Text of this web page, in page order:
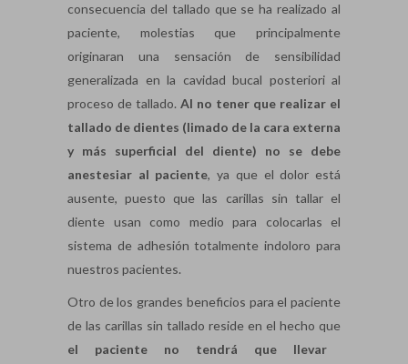
consecuencia del tallado que se ha realizado al
paciente, molestias que principalmente
originaran una sensación de sensibilidad
generalizada en la cavidad bucal posteriori al
proceso de tallado. Al no tener que realizar el
tallado de dientes (limado de la cara externa
y más superficial del diente) no se debe
anestesiar al paciente, ya que el dolor está
ausente, puesto que las carillas sin tallar el
diente usan como medio para colocarlas el
sistema de adhesión totalmente indoloro para
nuestros pacientes.
Otro de los grandes beneficios para el paciente
de las carillas sin tallado reside en el hecho que
el paciente no tendrá que llevar